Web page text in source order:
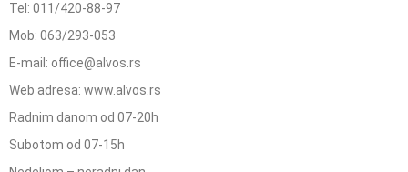
Tel: 011/420-88-97
Mob: 063/293-053
E-mail: office@alvos.rs
Web adresa: www.alvos.rs
Radnim danom od 07-20h
Subotom od 07-15h